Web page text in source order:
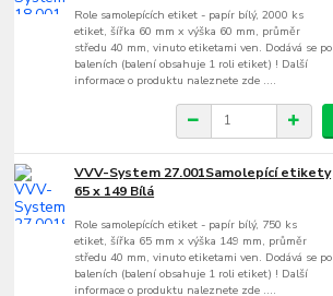
Role samolepících etiket - papír bílý, 2000 ks
etiket, šířka 60 mm x výška 60 mm, průměr
středu 40 mm, vinuto etiketami ven. Dodává se po
baleních (balení obsahuje 1 roli etiket) ! Další
informace o produktu naleznete zde ....
VVV-System 27.001Samolepící etikety
65 x 149 Bílá
Role samolepících etiket - papír bílý, 750 ks
etiket, šířka 65 mm x výška 149 mm, průměr
středu 40 mm, vinuto etiketami ven. Dodává se po
baleních (balení obsahuje 1 roli etiket) ! Další
informace o produktu naleznete zde ....